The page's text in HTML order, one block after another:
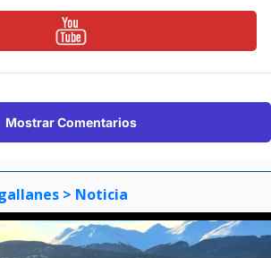
Mostrar Comentarios
> Noticia